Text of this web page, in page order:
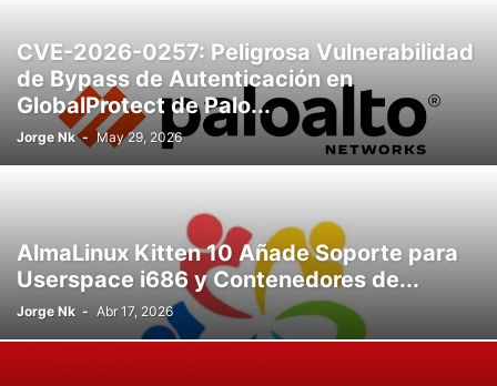
CVE-2026-0257: Peligrosa Vulnerabilidad
de Bypass de Autenticación en
GlobalProtect de Palo...
Jorge Nk - May 29, 2026
AlmaLinux Kitten 10 Añade Soporte para
Userspace i686 y Contenedores de...
Jorge Nk - Abr 17, 2026